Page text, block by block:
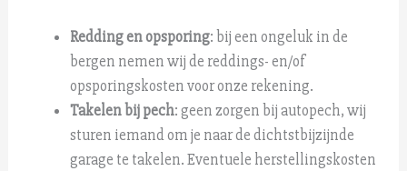
Redding en opsporing: bij een ongeluk in de
bergen nemen wij de reddings-en/of
opsporingskosten voor onze rekening.
Takelen bij pech:geen zorgen bij autopech, wij
sturen iemand om je naar de dichtstbijzijnde
garage te takelen. Eventuele herstellingskosten